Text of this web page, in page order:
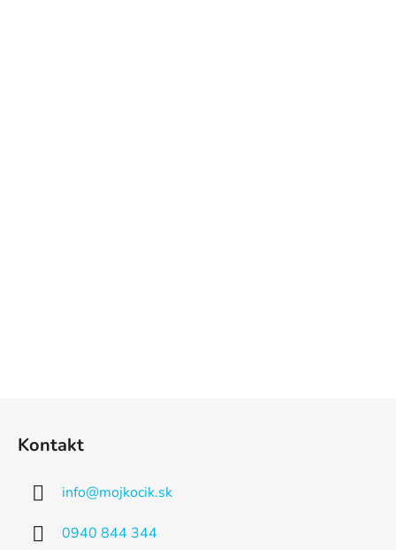
Kontakt
info@mojkocik.sk
0940 844 344